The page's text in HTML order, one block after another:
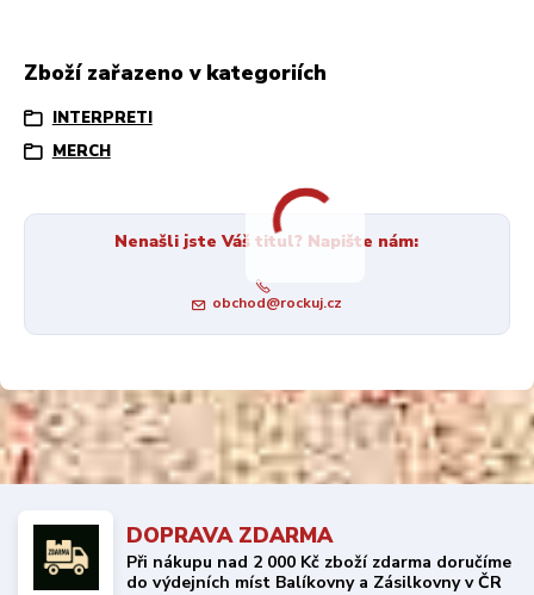
Zboží zařazeno v kategoriích
INTERPRETI
MERCH
Nenašli jste Váš titul? Napište nám:
obchod@rockuj.cz
DOPRAVA ZDARMA
Při nákupu nad 2 000 Kč zboží zdarma doručíme
do výdejních míst Balíkovny a Zásilkovny v ČR